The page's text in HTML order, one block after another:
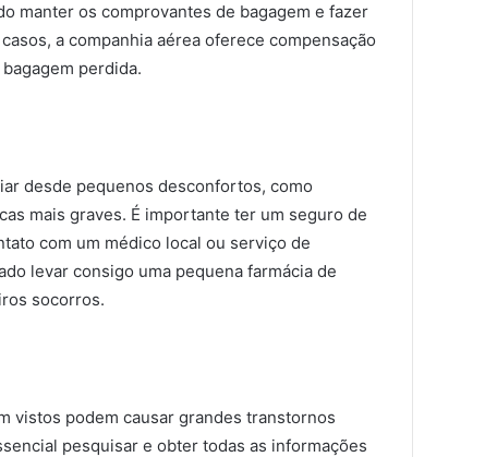
manter os comprovantes de bagagem e fazer
a companhia aérea oferece compensação
perdida.
desde pequenos desconfortos, como
mais graves. É importante ter um seguro de
com um médico local ou serviço de
levar consigo uma pequena farmácia de
socorros.
vistos podem causar grandes transtornos
pesquisar e obter todas as informações